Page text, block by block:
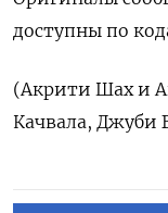
доступны по
(Акрити Шах и
Качвала, Джуби